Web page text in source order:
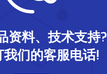
资料、技术支持?
们的客服电话!